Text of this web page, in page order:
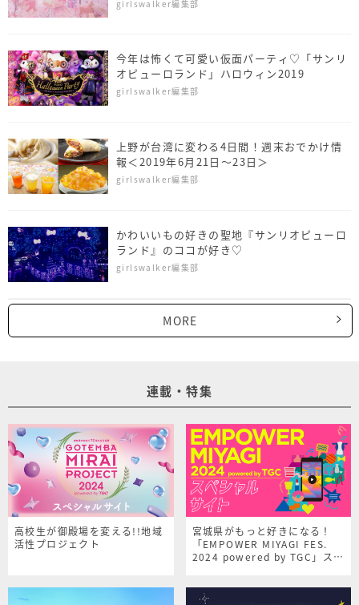
girlswalker編集部
今年は怖くて可愛い仮面パーティ♡「サンリ
オピューロランド」ハロウィン2019
girlswalker編集部
上野が台湾に変わる4日間！週末おでかけ情
報＜2019年6月21日～23日＞
girlswalker編集部
かわいいもの好きの聖地『サンリオピューロ
ランド』のココが好き♡
girlswalker編集部
MORE
連載・特集
高校生が御殿場を変える!!地域
活性プロジェクト
宮城県がもっと好きになる！
「EMPOWER MIYAGI FES.
2024 powered by TGC」スペ